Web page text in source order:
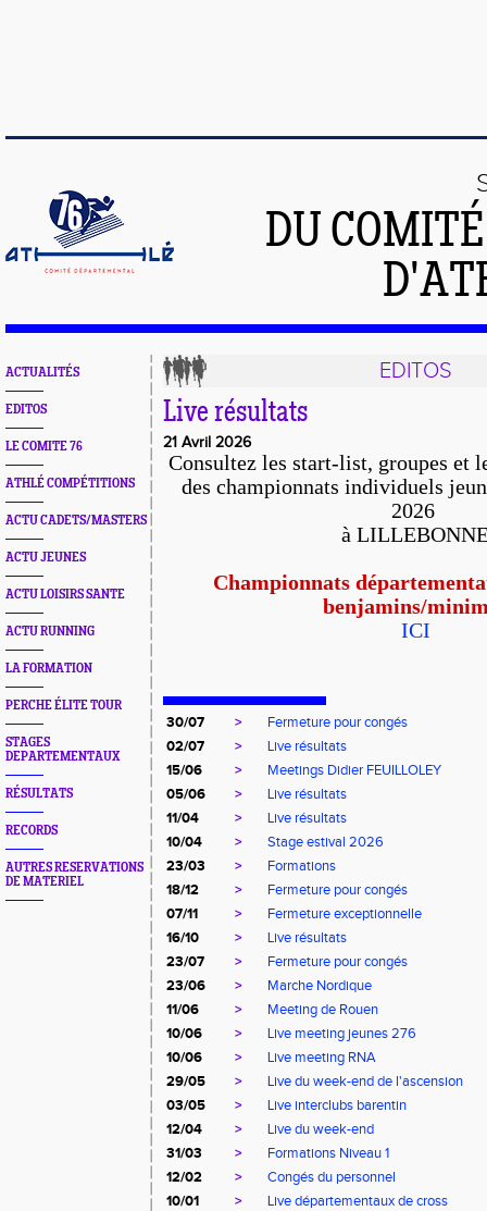
DU
ACTUALITÉS
EDITOS
LE COMITE 76
ATHLÉ COMPÉTITIONS
ACTU CADETS/MASTERS
ACTU JEUNES
ACTU LOISIRS SANTE
ACTU RUNNING
LA FORMATION
PERCHE ÉLITE TOUR
STAGES
DEPARTEMENTAUX
RÉSULTATS
RECORDS
AUTRES RESERVATIONS
DE MATERIEL
EDITOS
Live résultats
21 Avril 2026
Consultez les start-list, groupes et
des championnats individuels
2026
à
Championnats
benjamins/
ICI
30/07 >
Fermeture pour congés
02/07
>
Live résultats
15/06
>
Meetings Didier FEUILLOLEY
05/06
>
Live résultats
11/04
>
Live résultats
10/04
>
Stage estival 2026
23/03
>
Formations
18/12
>
Fermeture pour congés
07/11
>
Fermeture exceptionnelle
16/10
>
Live résultats
23/07
>
Fermeture pour congés
23/06
>
Marche Nordique
11/06
>
Meeting de Rouen
10/06
>
Live meeting jeunes 276
10/06
>
Live meeting RNA
29/05
>
Live du week-end de l'ascension
03/05
>
Live interclubs barentin
12/04
>
Live du week-end
31/03
>
Formations Niveau 1
12/02
>
Congés du personnel
10/01
>
Live départementaux de cross